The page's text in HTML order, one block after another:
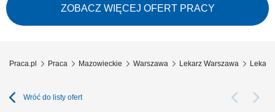
lekarzy i lekarek różnych specjalizacji, którzy są otwarci na rozwój oraz
poszerzanie wiedzy, aby dołączyć do naszego zespołu jako tzn. Lekarz...
ZOBACZ WIĘCEJ OFERT PRACY
Praca.pl Praca Mazowieckie Warszawa Lekarz Warszawa
Wróć do listy ofert